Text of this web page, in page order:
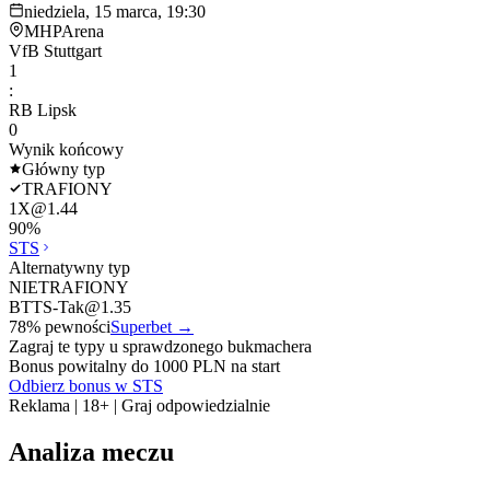
niedziela, 15 marca, 19:30
MHPArena
VfB Stuttgart
1
:
RB Lipsk
0
Wynik końcowy
Główny typ
TRAFIONY
1X@1.44
90%
STS
Alternatywny typ
NIETRAFIONY
BTTS-Tak@1.35
78% pewnościSuperbet →
Zagraj te typy u sprawdzonego bukmachera
Bonus powitalny do 1000 PLN na start
Odbierz bonus w STS
Reklama | 18+ | Graj odpowiedzialnie
Analiza meczu